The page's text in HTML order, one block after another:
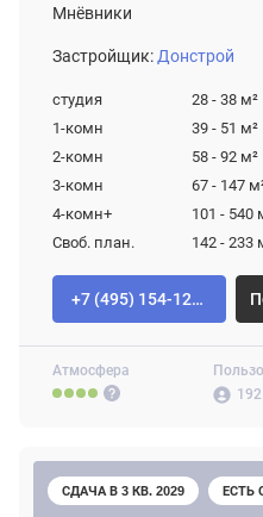
Атмосфера
192
Мнёвники
Застройщик:Донстрой
студия 28 - 38 м²
1-комн
39 - 51 м²
2-комн
58 - 92 м²
3-комн
67 - 147
4-комн+
101 - 540
Своб. план.
142 - 233
+7 (495) 154-12-80
СДАЧА В 3 КВ. 2029 ЕСТЬ